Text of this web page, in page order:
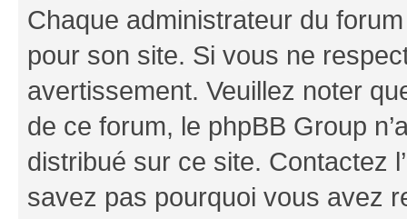
Chaque administrateur du
pour son site. Si vous ne
avertissement. Veuillez noter
de ce forum, le phpBB Group
distribué sur ce site. Contactez
savez pas pourquoi vous avez